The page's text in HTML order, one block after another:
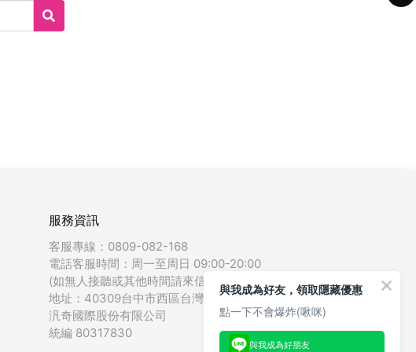
服務資訊
客服專線：0809-082-168
電話客服時間：周一至周日 09:00-20:00
(如無人接聽或其他時間請來信
聯絡我們)
地址：40309台中市西區台灣大道二段489號15樓
汎奇國際股份有限公司
統編 80317830
與我成為好友，領取隱藏優惠
點一下不會爆炸(啾咪)
與我成為好朋友